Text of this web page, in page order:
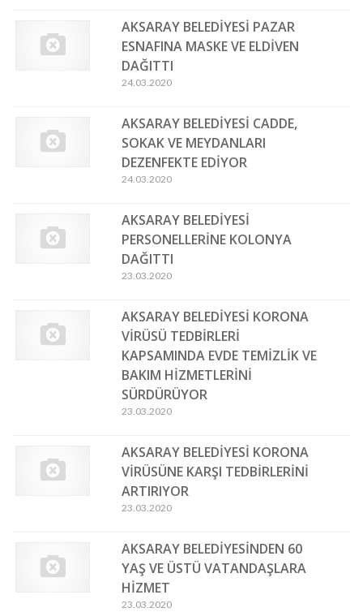
AKSARAY BELEDİYESİ PAZAR
ESNAFINA MASKE VE ELDİVEN
DAĞITTI
24.03.2020
AKSARAY BELEDİYESİ CADDE,
SOKAK VE MEYDANLARI
DEZENFEKTE EDİYOR
24.03.2020
AKSARAY BELEDİYESİ
PERSONELLERİNE KOLONYA
DAĞITTI
23.03.2020
AKSARAY BELEDİYESİ KORONA
VİRÜSÜ TEDBİRLERİ
KAPSAMINDA EVDE TEMİZLİK VE
BAKIM HİZMETLERİNİ
SÜRDÜRÜYOR
23.03.2020
AKSARAY BELEDİYESİ KORONA
VİRÜSÜNE KARŞI TEDBİRLERİNİ
ARTIRIYOR
23.03.2020
AKSARAY BELEDİYESİNDEN 60
YAŞ VE ÜSTÜ VATANDAŞLARA
HİZMET
23.03.2020